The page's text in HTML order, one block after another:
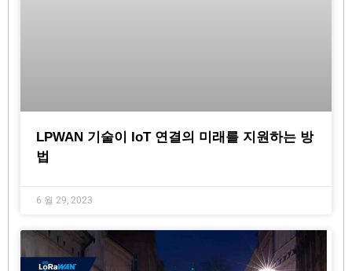
LPWAN 기술이 IoT 연결의 미래를 지원하는 방
법
6 월 29, 2023